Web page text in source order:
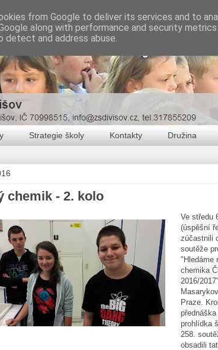
Strategie školy Kontakty Družina
chemik - 2. kolo
Ve středu
(úspěšní
zúčastnili
soutěže
"Hledáme
chemika
2016/
Praze.
prohlídka
258.
obsadili
from Google to deliver its services and to
along with performance and security
detect and address abuse.